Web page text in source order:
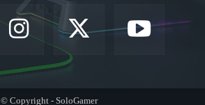
© Copyright - SoloGamer